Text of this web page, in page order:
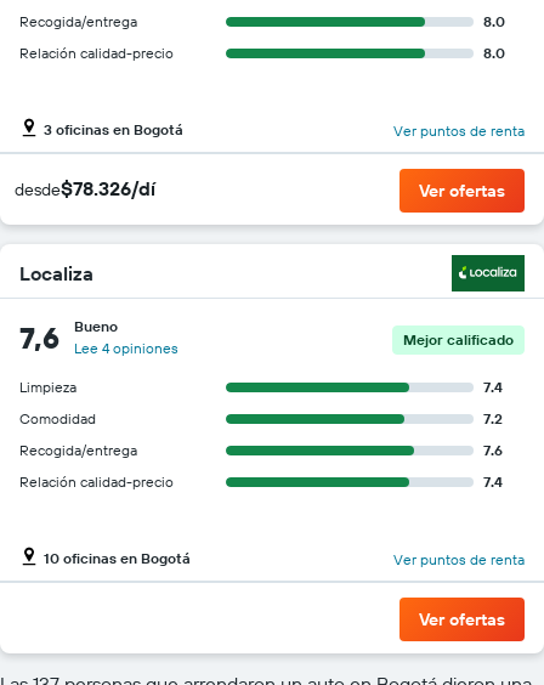
Recogida/entrega
8.0
Relación calidad-precio
8.0
3 oficinas en Bogotá Ver puntos de renta
desde$78.326/dí Ver ofertas
Localiza
7,6
Bueno
Lee 4 opiniones
Mejor calificado
Limpieza
7.4
Comodidad
7.2
Recogida/entrega
7.6
Relación calidad-precio
7.4
10 oficinas en Bogotá Ver puntos de renta
Ver ofertas